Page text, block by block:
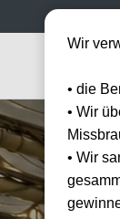
Wir
• die
• Wir
• Wir